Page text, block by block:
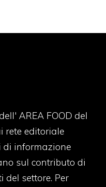
AREA FOOD del
rete editoriale
di informazione
sul contributo di
settore. Per